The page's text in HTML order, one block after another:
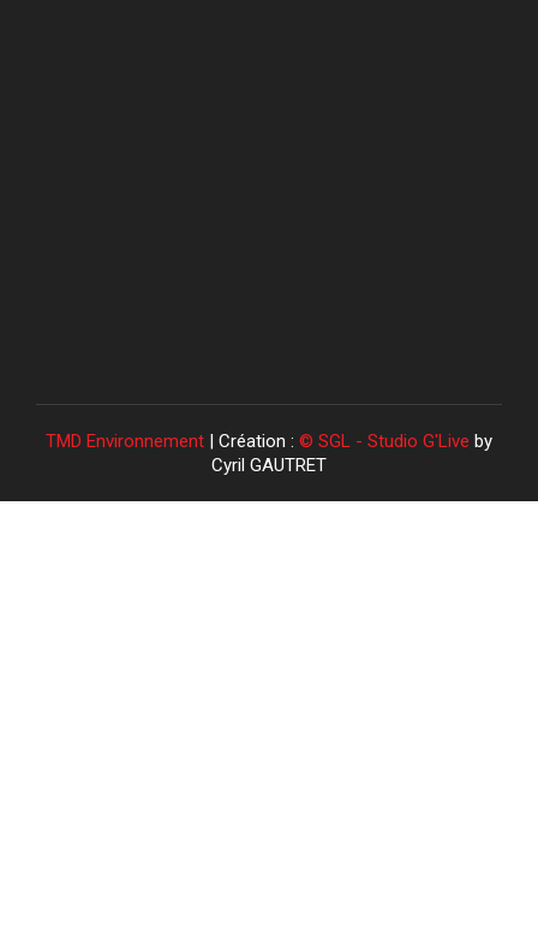
TMD Environnement | Création : © SGL - Studio G'Live by
Cyril GAUTRET